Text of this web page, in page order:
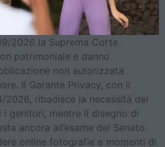
2026 la Suprema Corte
patrimoniale e danno
non autorizzata
Il Garante Privacy, con il
2026, ribadisce la necessità del
i genitori, mentre il disegno di
ancora all’esame del Senato.
online fotografie e momenti di